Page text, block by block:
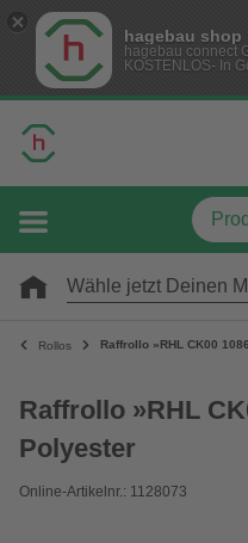
hagebau shop
hagebau connect
KOSTENLOS- In
Wähle jetzt Deinen
Rollos Raffrollo »RHL CK00
Raffrollo »RHL
Polyester
Online-Artikelnr.: 1128073